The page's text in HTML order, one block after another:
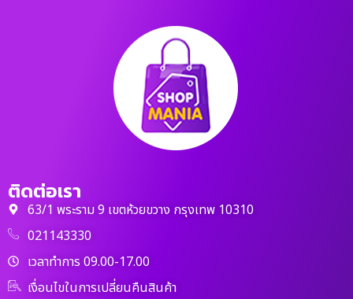
ติดต่อเรา
63/1 พระราม 9 เขตห้วยขวาง กรุงเทพ 10310
021143330
เวลาทำการ 09.00-17.00
เงื่อนไขในการเปลี่ยนคืนสินค้า